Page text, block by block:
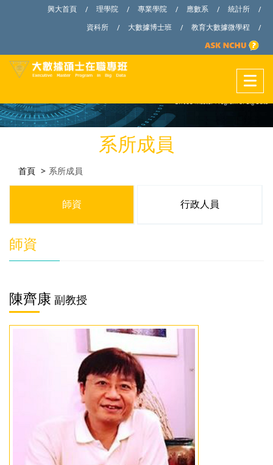
興大首頁 / 理學院 / 專業學院 / 應數系 / 統計所
/
資科所
/ 大數據博士班 / 教育大數據微學程 /
系所成員
首頁 系所成員
師資 行政人員
師資
陳齊康 副教授